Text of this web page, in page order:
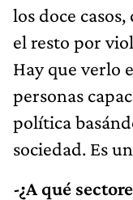
los doce
el resto por
Hay que verlo
personas
política
sociedad. Es
-¿A qué